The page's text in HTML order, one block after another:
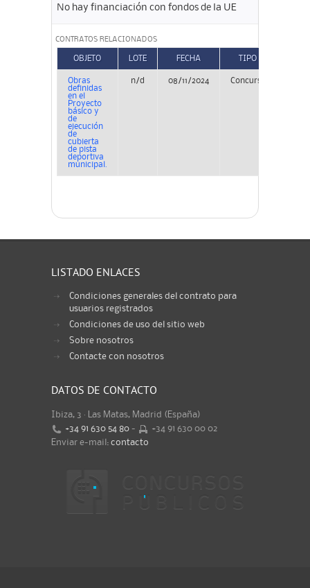
No hay financiación con fondos de la UE
CONTRATOS RELACIONADOS
OBJETO LOTE FECHA TIPO
Obras
definidas
en el
Proyecto
básico y
de
ejecución
de
cubierta
de pista
deportiva
municipal.
n/d 08/11/2024 Concurso
LISTADO ENLACES
Condiciones generales del contrato para
usuarios registrados
Condiciones de uso del sitio web
Sobre nosotros
Contacte con nosotros
DATOS DE CONTACTO
Ibiza, 3 · Las Matas, Madrid (España)
+34 91 630 54 80 -
+34 91 630 00 02
Enviar e-mail: contacto